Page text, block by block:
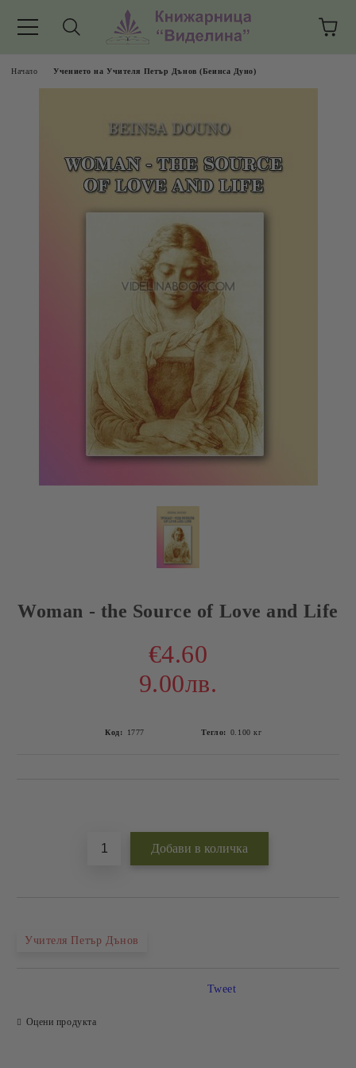
Начало Учението на Учителя Петър Дънов (Беинса Дуно)
Woman - the Source of Love and Life
€4.60
9.00лв.
Код: 1777 Тегло: 0.100 кг
Учителя Петър Дънов
Оцени продукта
Tweet